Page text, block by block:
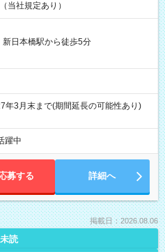
当社規定あり）
新日本橋駅から徒歩5分
3月末まで(期間延長の可能性あり)
躍中
募する 詳細へ
掲載日：2026.08.06
未読